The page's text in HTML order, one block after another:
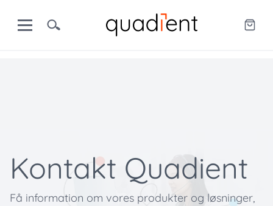
Kontakt Quadient
Få information om vores produkter og løsninger,